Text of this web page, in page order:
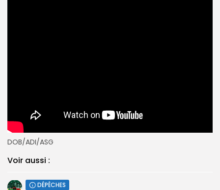
DOB/ADI/ASG
Voir aussi :
DÉPÊCHES